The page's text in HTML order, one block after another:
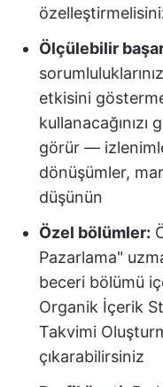
Ölçülebilir
etkisini
görür —
dönüşümler,
düşünün
Özel bölümler:
Pazarlama"
beceri bölümü
Organik İçerik
Takvimi
çıkarabilirsiniz